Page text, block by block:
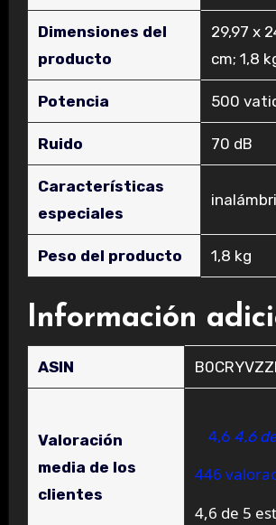
Dimensiones del
producto
‎29,97 x
cm; 1,8
Potencia ‎500
Ruido ‎70 dB
Características
especiales
Peso del producto ‎1,8 kg
Información
ASIN
Valoración
media de los
clientes
4,6 4,6
446
4,6 de 5